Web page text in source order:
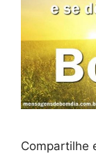
Compartilhe